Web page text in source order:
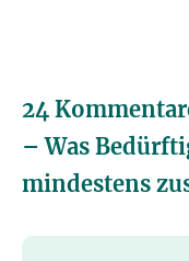
24
– Was
mindestens